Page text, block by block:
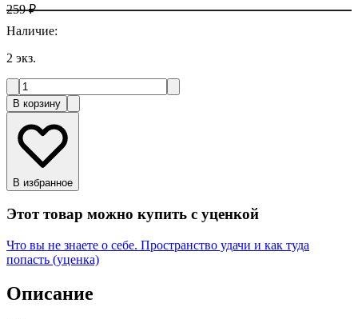
259 ₽
Наличие:
2 экз.
В корзину
В избранное
Этот товар можно купить с уценкой
Что вы не знаете о себе. Пространство удачи и как туда
попасть (уценка)
Описание